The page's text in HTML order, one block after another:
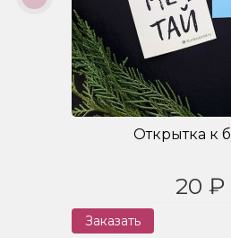
Открытка к
20 ₽
Заказать